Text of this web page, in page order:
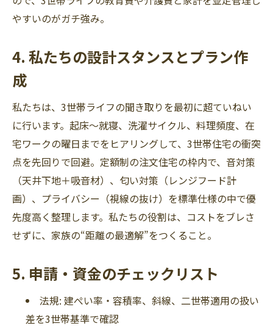
やすいのがガチ強み。
4. 私たちの設計スタンスとプラン作
成
私たちは、3世帯ライフの聞き取りを最初に超ていねい
に行います。起床～就寝、洗濯サイクル、料理頻度、在
宅ワークの曜日までをヒアリングして、3世帯住宅の衝突
点を先回りで回避。定額制の注文住宅の枠内で、音対策
（天井下地＋吸音材）、匂い対策（レンジフード計
画）、プライバシー（視線の抜け）を標準仕様の中で優
先度高く整理します。私たちの役割は、コストをブレさ
せずに、家族の“距離の最適解”をつくること。
5. 申請・資金のチェックリスト
法規: 建ぺい率・容積率、斜線、二世帯適用の扱い
差を3世帯基準で確認